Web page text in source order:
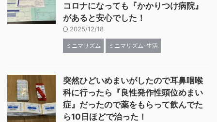
コロナになっても『かかりつけ病院』
があると安心でした！
2025/12/18
ミニマリズム ミニマリズム-生活
突然ひどいめまいがしたので耳鼻咽喉
科に行ったら『良性発作性頭位めまい
症』だったので薬をもらって飲んでた
ら10日ほどで治った！